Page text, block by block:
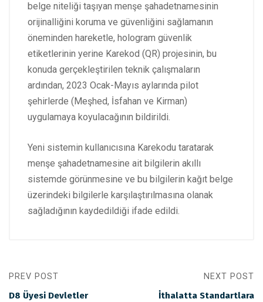
belge niteliği taşıyan menşe şahadetnamesinin
orijinalliğini koruma ve güvenliğini sağlamanın
öneminden hareketle, hologram güvenlik
etiketlerinin yerine Karekod (QR) projesinin, bu
konuda gerçekleştirilen teknik çalışmaların
ardından, 2023 Ocak-Mayıs aylarında pilot
şehirlerde (Meşhed, İsfahan ve Kirman)
uygulamaya koyulacağının bildirildi.
Yeni sistemin kullanıcısına Karekodu taratarak
menşe şahadetnamesine ait bilgilerin akıllı
sistemde görünmesine ve bu bilgilerin kağıt belge
üzerindeki bilgilerle karşılaştırılmasına olanak
sağladığının kaydedildiği ifade edildi.
PREV POST
D8 Üyesi Devletler
NEXT POST
İthalatta Standartlara